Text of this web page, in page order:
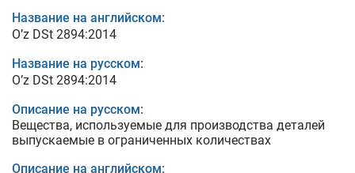
Название на английском:
O’z DSt 2894:2014
Название на русском:
O’z DSt 2894:2014
Описание на русском:
Вещества, используемые для производства деталей
выпускаемые в ограниченных количествах
Описание на английском: